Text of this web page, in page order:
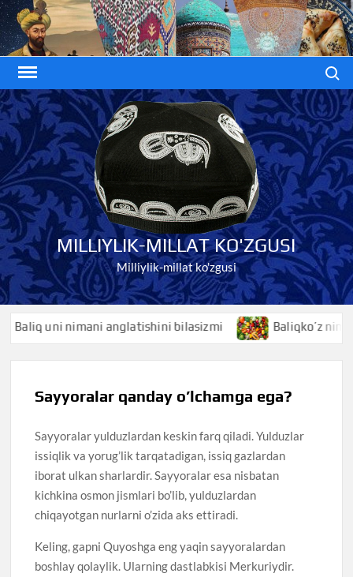
Skip
to
content
MILLIYLIK-MILLAT KO'ZGUSI
Milliylik-millat ko'zgusi
uni nimani anglatishini bilasizmi Baliqko’z nimani
Sayyoralar qanday o’lchamga ega?
Sayyoralar yulduzlardan keskin farq qiladi. Yulduzlar
issiqlik va yorug’lik tarqatadigan, issiq gazlardan
iborat ulkan sharlardir. Sayyoralar esa nisbatan
kichkina osmon jismlari bo’lib, yulduzlardan
chiqayotgan nurlarni o’zida aks ettiradi.
Keling, gapni Quyoshga eng yaqin sayyoralardan
boshlay qolaylik. Ularning dastlabkisi Merkuriydir.